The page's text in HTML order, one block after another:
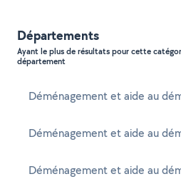
Départements
Ayant le plus de résultats pour cette
département
Déménagement et aide au
Déménagement et aide au
Déménagement et aide au